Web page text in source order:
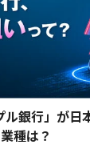
銀行」が日
種は？